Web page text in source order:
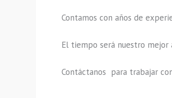
Contamos con años de
El tiempo será nuestro mejor
Contáctanos para trabajar